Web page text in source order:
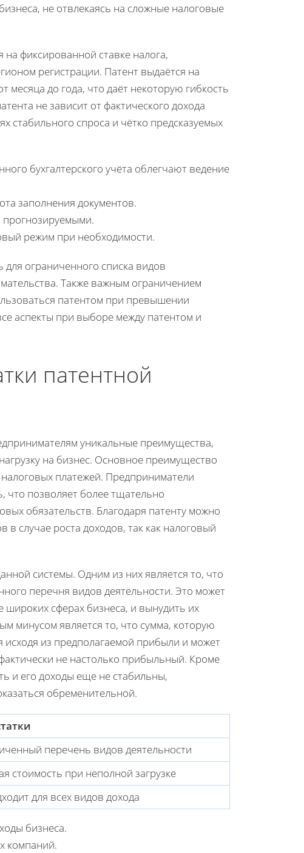
не отвлекаясь на сложные налоговые
фиксированной ставке налога,
регистрации. Патент выдаётся на
до года, что даёт некоторую гибкость
не зависит от фактического дохода
стабильного спроса и чётко предсказуемых
бухгалтерского учёта облегчают ведение
заполнения документов.
прогнозируемыми.
режим при необходимости.
ограниченного списка видов
Также важным ограничением
патентом при превышении
аспекты при выборе между патентом и
патентной
уникальные преимущества,
на бизнес. Основное преимущество
платежей. Предприниматели
что позволяет более тщательно
обязательств. Благодаря патенту можно
случае роста доходов, так как налоговый
системы. Одним из них является то, что
перечня видов деятельности. Это может
сферах бизнеса, и вынудить их
минусом является то, что сумма, которую
исходя из предполагаемой прибыли и может
не настолько прибыльный. Кроме
и его доходы еще не стабильны,
обременительной.
перечень видов деятельности
стоимость при неполной загрузке
для всех видов дохода
бизнеса.
компаний.